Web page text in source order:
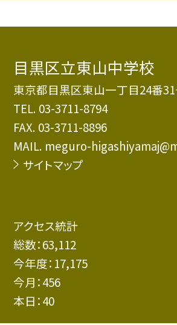
目黒区立東山中学校
東京都目黒区東山一丁目24番
TEL. 03-3711-8794
FAX. 03-3711-8896
MAIL. meguro-
サイトマップ
アクセス統計
総数：63,112
今年度： 17,175
今月：456
本日：40